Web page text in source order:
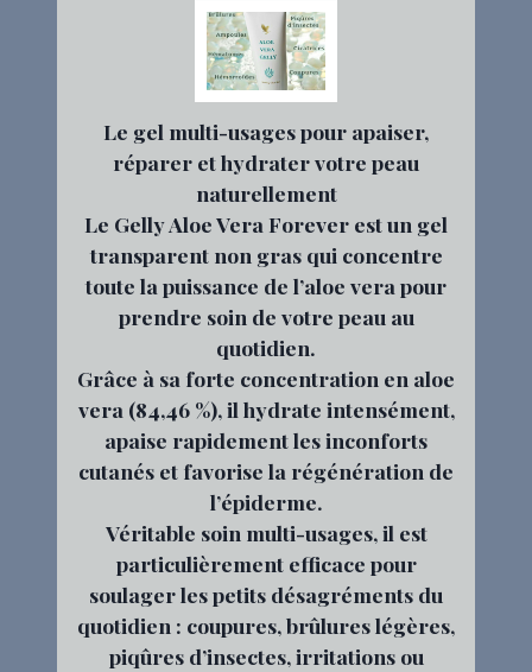
Le gel multi-usages pour apaiser,
réparer et hydrater votre peau
naturellement
Le Gelly Aloe Vera Forever est un gel
transparent non gras qui concentre
toute la puissance de l’aloe vera pour
prendre soin de votre peau au
quotidien.
Grâce à sa forte concentration en aloe
vera (84,46 %), il hydrate intensément,
apaise rapidement les inconforts
cutanés et favorise la régénération de
l’épiderme.
Véritable soin multi-usages, il est
particulièrement efficace pour
soulager les petits désagréments du
quotidien : coupures, brûlures légères,
piqûres d’insectes, irritations ou